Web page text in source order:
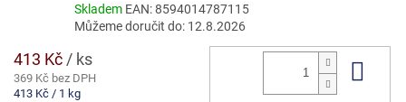
Skladem EAN:8594014787115
Můžeme doručit do: 12.8.2026
413 Kč/ ks
369 Kč bez DPH
Měrná
413 Kč / 1 kg